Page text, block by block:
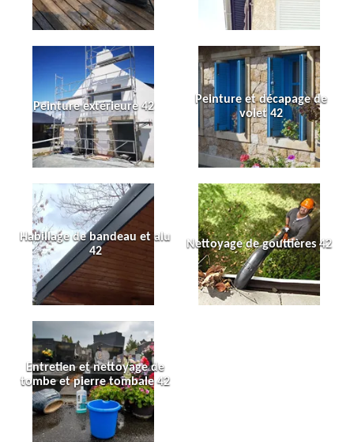
Peinture extérieure 42
Peinture et décapage de
volet 42
Habillage de bandeau et alu
42
Nettoyage de gouttières 42
Entretien et nettoyage de
tombe et pierre tombale 42